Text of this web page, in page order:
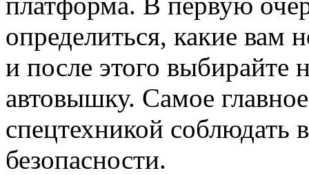
определиться, какие вам
и после этого выбирайте
автовышку. Самое
спецтехникой
безопасности.